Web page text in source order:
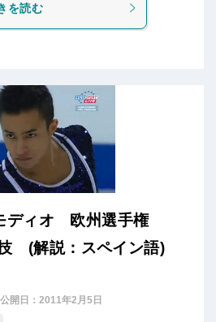
を読む
ディオ 欧州選手権
(解説：スペイン語)
公開日： 2011年2月5日